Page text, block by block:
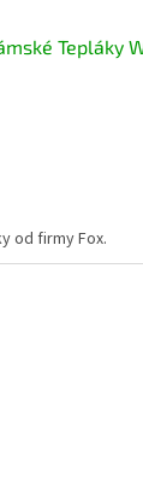
Tepláky
od firmy Fox.